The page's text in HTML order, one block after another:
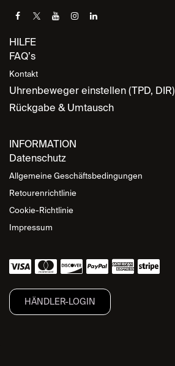
HILFE
FAQ’s
Kontakt
Uhrenbeweger einstellen (TPD, DIR)
Rückgabe & Umtausch
INFORMATION
Datenschutz
Allgemeine Geschäftsbedingungen
Retourenrichtlinie
Cookie-Richtlinie
Impressum
HÄNDLER-LOGIN